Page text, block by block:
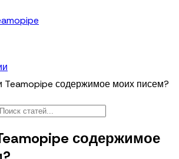
Teamopipe содержимое моих писем?
содержимое